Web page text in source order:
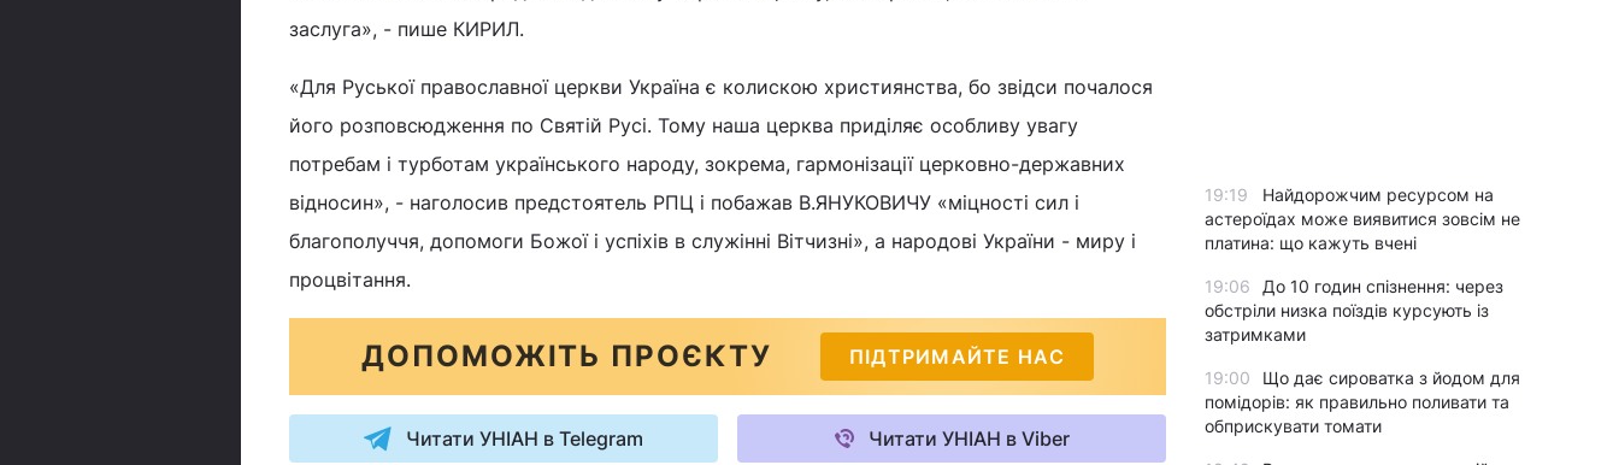
заслуга», - пише КИРИЛ.
«Для Руської православної церкви Україна є колискою християнства, бо звідси почалося
його розповсюдження по Святій Русі. Тому наша церква приділяє особливу увагу
потребам і турботам українського народу, зокрема, гармонізації церковно-державних
відносин», - наголосив предстоятель РПЦ і побажав В.ЯНУКОВИЧУ «міцності сил і
благополуччя, допомоги Божої і успіхів в служінні Вітчизні», а народові України - миру і
процвітання.
ДОПОМОЖІТЬ ПРОЄКТУ ПІДТРИМАЙТЕ НАС
Читати УНІАН в Telegram Читати УНІАН в Viber
19:19
Найдорожчим ресурсом на
астероїдах може виявитися зовсім не
платина: що кажуть вчені
19:06
До 10 годин спізнення: через
обстріли низка поїздів курсують із
затримками
19:00
Що дає сироватка з йодом для
помідорів: як правильно поливати та
обприскувати томати